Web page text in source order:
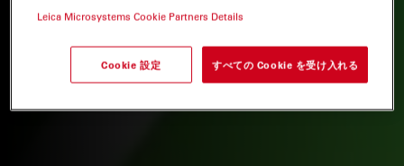
Leica Microsystems Cookie Partners Details
Cookie 設定 すべての Cookie を受け入れる